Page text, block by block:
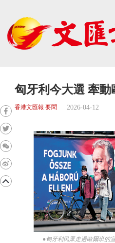
匈牙利今大選 牽動
香港文匯報 要聞 2026-04-12
●匈牙利民眾走過歐爾班的